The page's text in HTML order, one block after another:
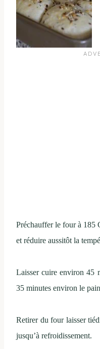
Préchauffer le four à 185
et réduire aussitôt la
Laisser cuire environ 45
35 minutes environ le
Retirer du four laisser
jusqu’à refroidissement.